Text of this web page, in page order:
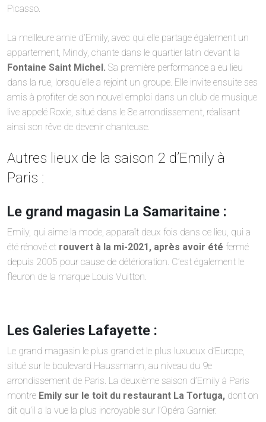
Picasso.
La meilleure amie d’Emily, avec qui elle partage également un
appartement, Mindy, chante dans le quartier latin devant la
Fontaine Saint Michel. Sa première performance a eu lieu
dans la rue, lorsqu’elle a rejoint un groupe. Elle invite ensuite ses
amis à profiter de son nouvel emploi dans un club de musique
live appelé Roxie, situé dans le 8e arrondissement, réalisant
ainsi son rêve de devenir chanteuse.
Autres lieux de la saison 2 d’Emily à
Paris :
Le grand magasin La Samaritaine :
Emily, qui aime la mode, apparaît deux fois dans ce lieu, qui a
été rénové et rouvert à la mi-2021, après avoir été fermé
depuis 2005 pour cause de détérioration. C’est également le
fleuron de la marque Louis Vuitton.
Les Galeries Lafayette :
Le grand magasin le plus grand et le plus luxueux d’Europe,
situé sur le boulevard Haussmann, au niveau du 9e
arrondissement de Paris. La deuxième saison d’Emily à Paris
montre Emily sur le toit du restaurant La Tortuga, dont on
dit qu’il a la vue la plus incroyable sur l’Opéra Garnier.